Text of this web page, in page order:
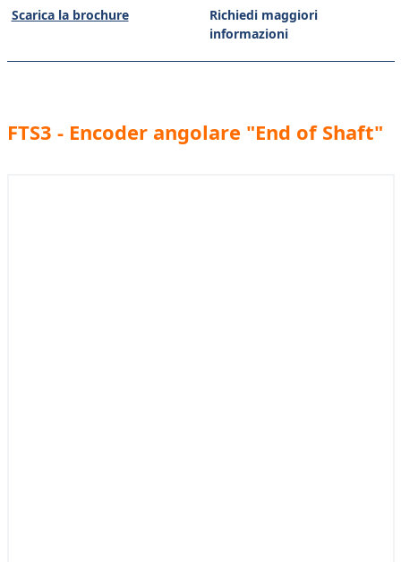
Scarica la brochure
Richiedi maggiori
informazioni
FTS3 - Encoder angolare "End of Shaft"